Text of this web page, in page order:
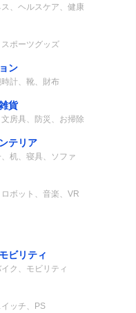
、ヘルスケア、健康
ポーツグッズ
ン
計、靴、財布
貨
房具、防災、お掃除
テリア
机、寝具、ソファ
ロボット、音楽、VR
ビリティ
ク、モビリティ
ッチ、PS